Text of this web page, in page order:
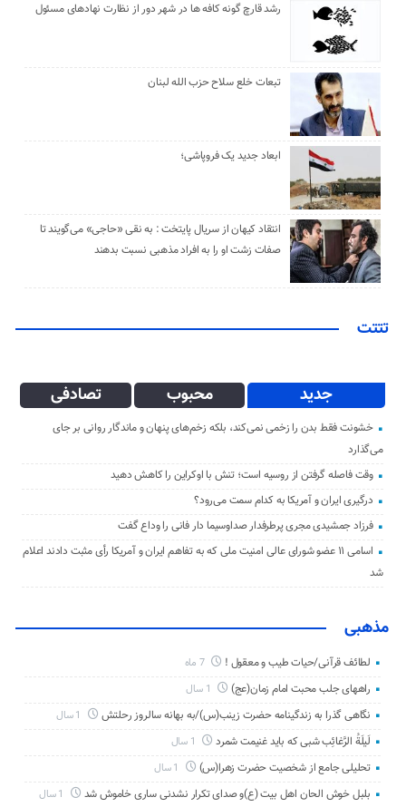
رشد قارچ گونه کافه ها در شهر دور از نظارت نهادهای مسئول
تبعات خلع سلاح حزب الله لبنان
ابعاد جدید یک فروپاشی؛
انتقاد کیهان از سریال پایتخت : به نقی «حاجی» می‌گویند تا
صفات زشت او را به افراد مذهبی نسبت بدهند
تتتت
جدید محبوب تصادفی
خشونت فقط بدن را زخمی نمی‌کند، بلکه زخم‌های پنهان و ماندگار روانی بر جای
می‌گذارد
وقت فاصله گرفتن از روسیه است؛ تنش با اوکراین را کاهش دهید
درگیری ایران و آمریکا به کدام سمت می‌رود؟
فرزاد جمشیدی مجری پرطرفدار صداوسیما دار فانی را وداع گفت
اسامی ۱۱ عضو شورای عالی امنیت ملی که به تفاهم ایران و آمریکا رأی مثبت دادند اعلام
شد
مذهبی
لطائف قرآنی/حیات طیب و معقول ! 7 ماه
راههای جلب محبت امام زمان(عج)
نگاهی گذرا به زندگینامه حضرت زینب(س)/به بهانه سالروز رحلتش
لَیلَةُ الرَّغائِب شبی که باید غنیمت شمرد
تحلیلی جامع از شخصیت حضرت زهرا(س)
بلبل خوش الحان اهل بیت (ع)و صدای تکرار نشدنی ساری خاموش شد